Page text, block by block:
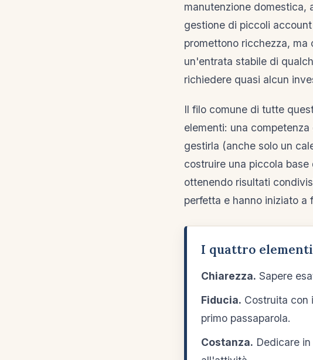
manutenzione domestica,
gestione di piccoli
promettono ricchezza, ma
un'entrata stabile di
richiedere quasi alcun
Il filo comune di tutte
elementi: una
gestirla (anche solo un
costruire una piccola
ottenendo risultati
perfetta e hanno iniziato a
I quattro
Chiarezza. Sapere
Fiducia. Costruita con
primo passaparola.
Costanza. Dedicare